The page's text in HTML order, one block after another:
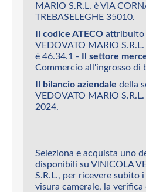
MARIO S.R.L. è VIA
TREBASELEGHE 35010.
Il codice ATECO attribuito
VEDOVATO MARIO S.R.L.
è 46.34.1 - Il settore
Commercio all'ingrosso di
Il bilancio aziendale della
VEDOVATO MARIO
2024.
Seleziona e acquista uno
disponibili su VINICOLA
S.R.L., per ricevere subito
visura camerale, la verifica